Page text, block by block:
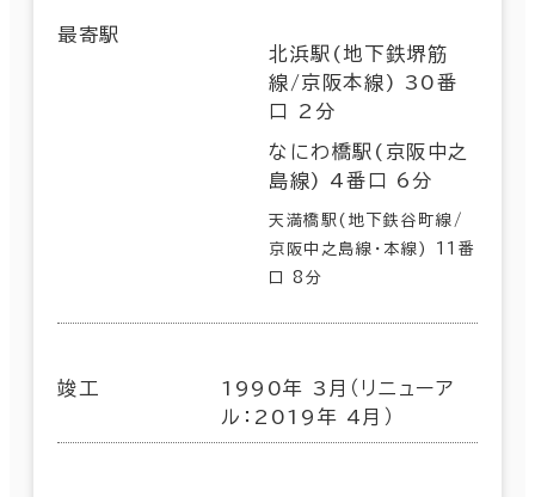
最寄駅
北浜駅(地下鉄堺筋
線/京阪本線) 30番
口 2分
なにわ橋駅(京阪中之
島線) 4番口 6分
天満橋駅(地下鉄谷町線/
京阪中之島線･本線) 11番
口 8分
竣工
1990年 3月（リニューア
ル：2019年 4月）